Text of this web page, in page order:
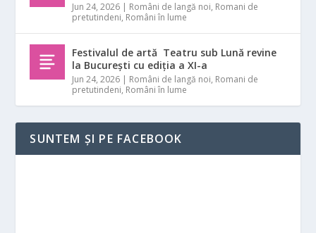
Jun 24, 2026 | Români de langă noi, Romani de
pretutindeni, Români în lume
Festivalul de artă Teatru sub Lună revine
la București cu ediția a XI-a
Jun 24, 2026 | Români de langă noi, Romani de
pretutindeni, Români în lume
SUNTEM ȘI PE FACEBOOK